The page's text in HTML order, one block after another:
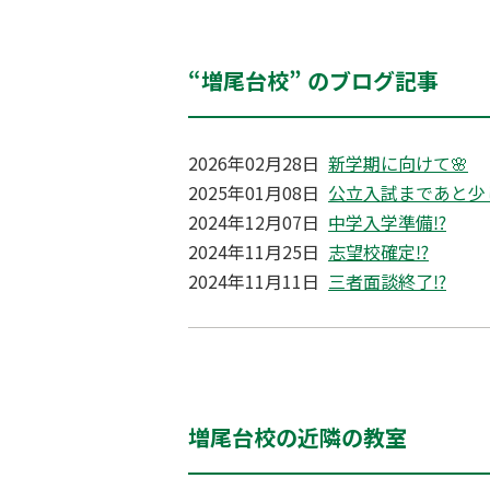
“増尾台校” のブログ記事
2026年02月28日 新学期に向けて🌸
2025年01月08日 公立入試まであと
2024年12月07日 中学入学準備⁉
2024年11月25日 志望校確定⁉
2024年11月11日 三者面談終了⁉
増尾台校の近隣の教室